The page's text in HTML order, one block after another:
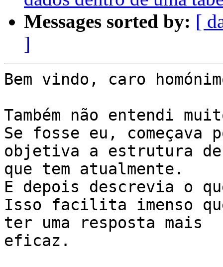
Messages sorted by: [
]
Bem vindo, caro
Também não entendi
Se fosse eu,
objetiva a estrutura de
que tem atualmente.
E depois descrevia o
Isso facilita imenso
ter uma resposta mais
eficaz.